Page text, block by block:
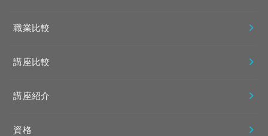
職業比較
講座比較
講座紹介
資格